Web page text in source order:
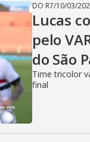
DO R7/10/03/
Lucas
pelo
do São
Time tricolor
final